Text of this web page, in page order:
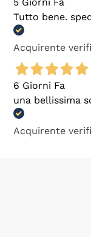
Tutto bene.
Acquirente
6 Giorni Fa
una bellissima
Acquirente